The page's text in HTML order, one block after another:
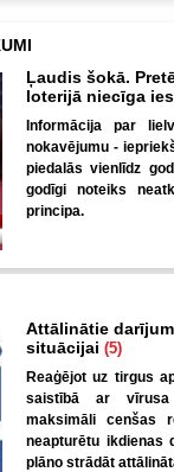
Ļaudis šokā.
loterijā niecīga
Informācija par
nokavējumu -
piedalās vienlīdz
godīgi noteiks
principa.
Attālinātie
situācijai (5)
Reaģējot uz tirgus
saistībā ar vīrusa
maksimāli cenšas
neapturētu ikdienas
plāno strādāt